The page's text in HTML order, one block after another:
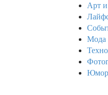
Арт
Мода
Юмор